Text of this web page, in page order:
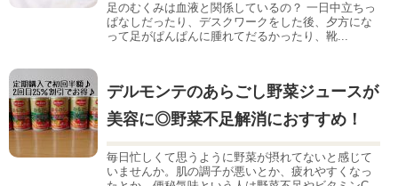
足のむくみは血液と関係しているの？ 一日中立ちっ
ぱなしだったり、デスクワークをした後、夕方にな
って足がぱんぱんに腫れてだるかったり、靴...
デルモンテのあらごし野菜ジュースが
美容に◎野菜不足解消におすすめ！
毎日忙しくて思うように野菜が摂れてないと感じて
いませんか。肌の調子が悪いとか、疲れやすくなっ